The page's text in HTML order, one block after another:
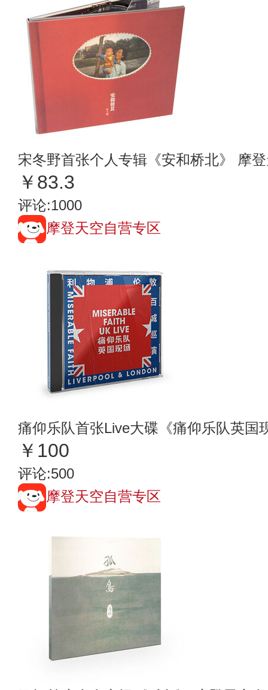
宋冬野首张个人专辑《安和桥北》 摩
￥83.3
评论:1000
摩登天空自营专区
痛仰乐队首张Live大碟《痛仰乐队英国
￥100
评论:500
摩登天空自营专区